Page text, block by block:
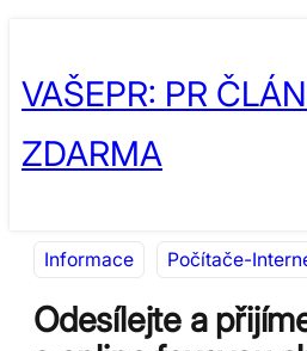
obsah
content
VAŠEPR: PR
ZDARMA
Informace Počítače-
Odesílejte a